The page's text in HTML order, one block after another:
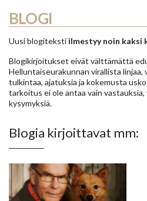
BLOGI
Uusi blogiteksti ilmestyy noin kaksi
Blogikirjoitukset eivät välttämättä
Helluntaiseurakunnan virallista linjaa,
tulkintaa, ajatuksia ja kokemusta
tarkoitus ei ole antaa vain
kysymyksiä.
Blogia kirjoittavat mm: